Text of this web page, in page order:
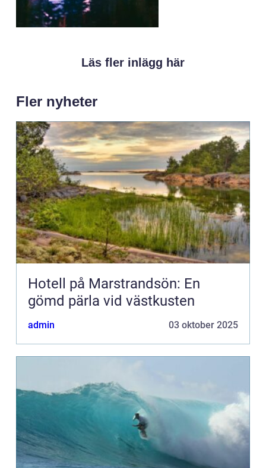
Läs fler inlägg här
Fler nyheter
Hotell på Marstrandsön: En
gömd pärla vid västkusten
admin 03 oktober 2025